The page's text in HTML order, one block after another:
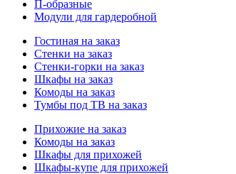
П-образные
Модули для гардеробной
Гостиная на заказ
Стенки на заказ
Стенки-горки на заказ
Шкафы на заказ
Комоды на заказ
Тумбы под ТВ на заказ
Прихожие на заказ
Комоды на заказ
Шкафы для прихожей
Шкафы-купе для прихожей